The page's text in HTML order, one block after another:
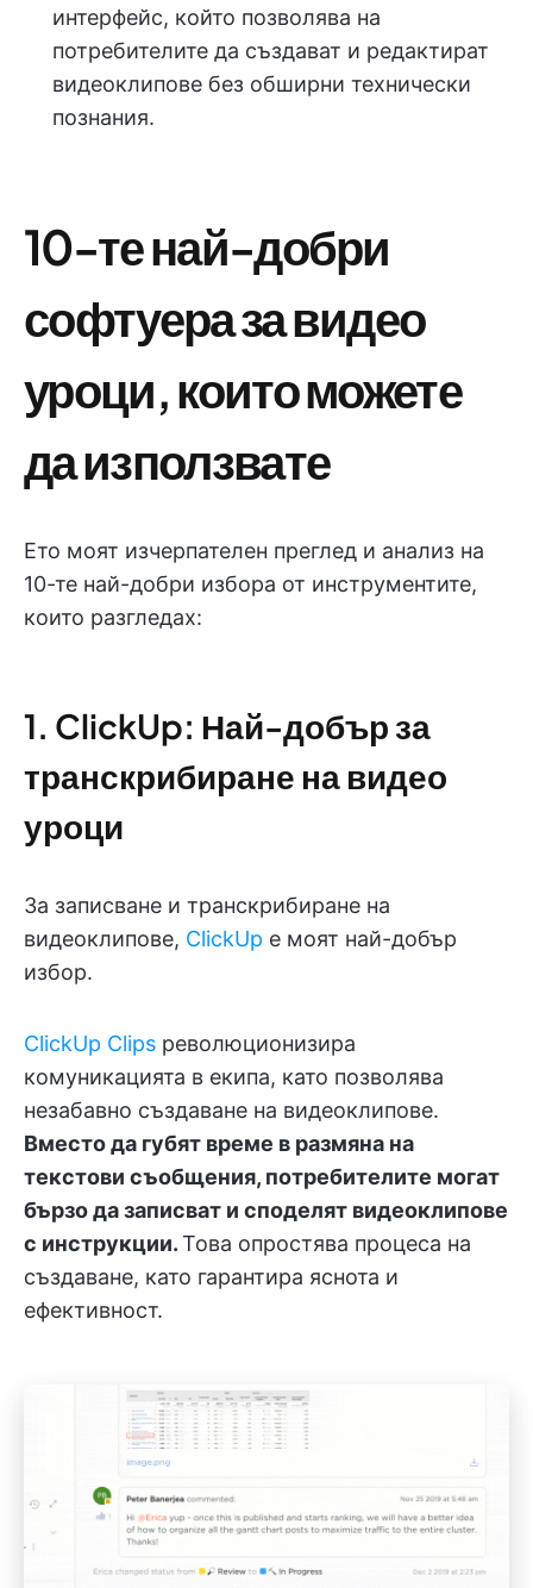
интерфейс, който позволява на
потребителите да създават и редактират
видеоклипове без обширни технически
познания.
10-те най-добри
софтуера за видео
уроци, които можете
да използвате
Ето моят изчерпателен преглед и анализ на
10-те най-добри избора от инструментите,
които разгледах:
1. ClickUp: Най-добър за
транскрибиране на видео
уроци
За записване и транскрибиране на
видеоклипове, ClickUp е моят най-добър
избор.
ClickUp Clips революционизира
комуникацията в екипа, като позволява
незабавно създаване на видеоклипове.
Вместо да губят време в размяна на
текстови съобщения, потребителите могат
бързо да записват и споделят видеоклипове
с инструкции.Това опростява процеса на
създаване, като гарантира яснота и
ефективност.